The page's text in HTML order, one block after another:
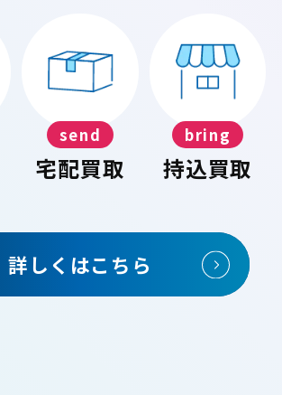
send
宅配買取
bring
持込買取
詳しくはこちら